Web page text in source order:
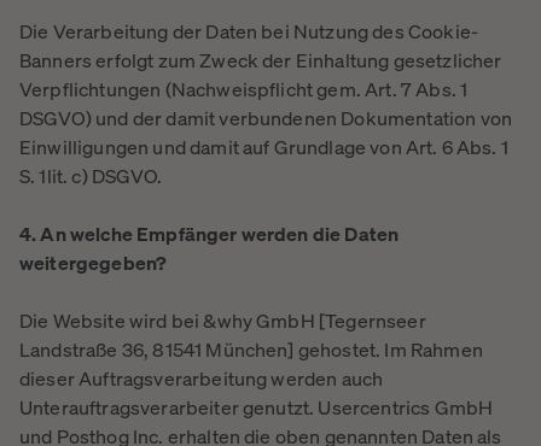
Die Verarbeitung der Daten bei Nutzung des Cookie-
Banners erfolgt zum Zweck der Einhaltung gesetzlicher
Verpflichtungen (Nachweispflicht gem. Art. 7 Abs. 1
DSGVO) und der damit verbundenen Dokumentation von
Einwilligungen und damit auf Grundlage von Art. 6 Abs. 1
S. 1lit. c) DSGVO.
4. An welche Empfänger werden die Daten
weitergegeben?
Die Website wird bei &why GmbH [Tegernseer
Landstraße 36, 81541 München] gehostet. Im Rahmen
dieser Auftragsverarbeitung werden auch
Unterauftragsverarbeiter genutzt. Usercentrics GmbH
und Posthog Inc. erhalten die oben genannten Daten als